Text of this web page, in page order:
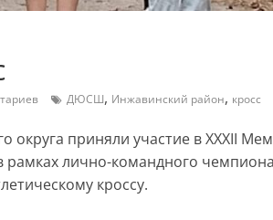
ДЮСШ, Инжавинский район, кросс
округа приняли участие в ХХХІI
рамках лично-командного
кроссу.